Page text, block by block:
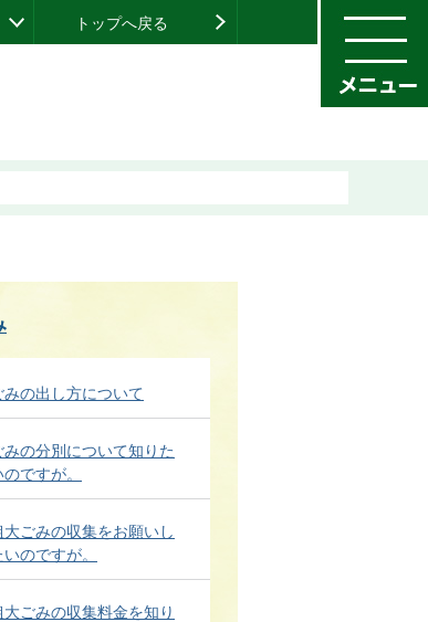
トップへ戻る
みの出し方について
みの分別について知りた
のですが。
大ごみの収集をお願いし
いのですが。
大ごみの収集料金を知り